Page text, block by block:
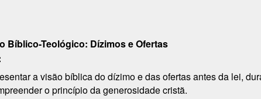
Bíblico-Teológico: Dízimos e Ofertas
a visão bíblica do dízimo e das ofertas antes da lei,
o princípio da generosidade cristã.